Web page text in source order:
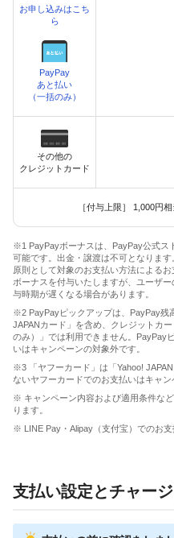
お申し込みはこち
ら
PayPay
あと払い
（一括のみ）
その他の
クレジットカード
［付与上限］ 1,000円
※1 PayPayボーナスは、PayPay公式ス
可能です。出金・譲渡は不可となります
原則として対象のお支払い方法による
ボーナスを付与いたしますが、ユーザ
与時期が遅くなる場合があります。
※2 PayPayピックアップは、PayPay残
JAPANカード」を含め、クレジットカ
のみ）」では利用できません。PayPay
いはキャンペーンの対象外です。
※3 「ヤフーカード」は「Yahoo!
ないヤフーカードでのお支払いはキャン
※ キャンペーン内容および適用条件な
ります。
※ LINE Pay・Alipay（支付宝）でのお支
支払い設定とチャー